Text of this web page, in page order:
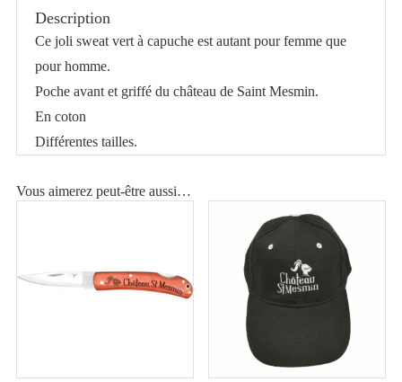
Château
Mesmin
Description
Ce joli sweat vert à capuche est autant pour femme que
pour homme.
Poche avant et griffé du château de Saint Mesmin.
En coton
Différentes tailles.
Vous aimerez peut-être aussi…